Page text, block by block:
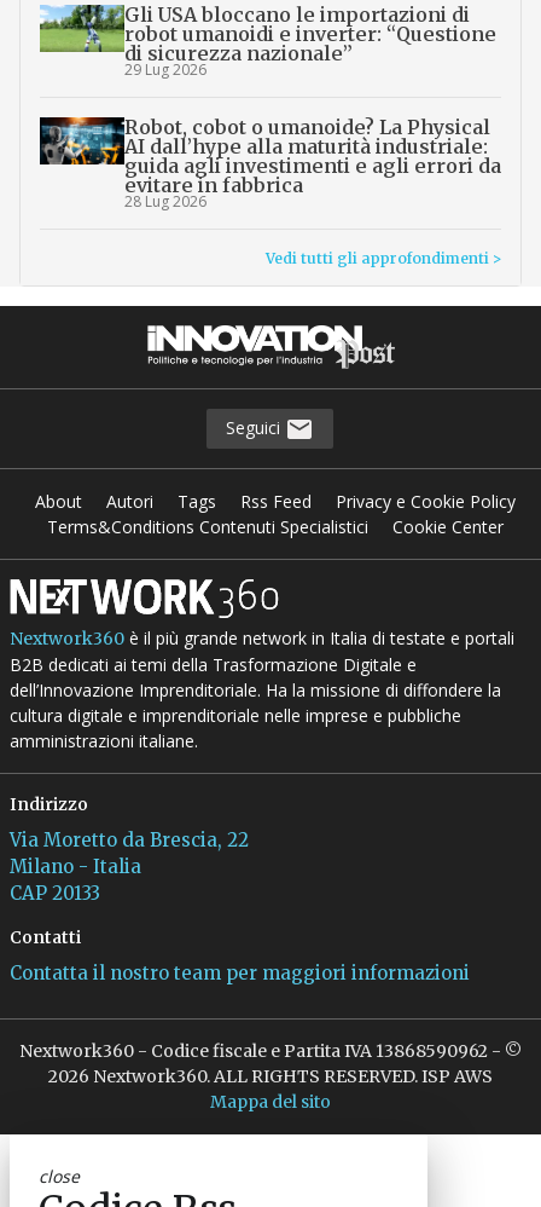
Gli USA bloccano le importazioni di
robot umanoidi e inverter: “Questione
di sicurezza nazionale”
29 Lug 2026
Robot, cobot o umanoide? La Physical
AI dall’hype alla maturità industriale:
guida agli investimenti e agli errori da
evitare in fabbrica
28 Lug 2026
Vedi tutti gli approfondimenti >
Seguici
About Autori Tags Rss Feed
Privacy e Cookie Policy
Terms&Conditions Contenuti Specialistici
Cookie Center
Nextwork360è il più grande network in Italia di testate e portali
B2B dedicati ai temi della Trasformazione Digitale e
dell’Innovazione Imprenditoriale. Ha la missione di diffondere la
cultura digitale e imprenditoriale nelle imprese e pubbliche
amministrazioni italiane.
Indirizzo
Via Moretto da Brescia, 22
Milano - Italia
CAP 20133
Contatti
Contatta il nostro team per maggiori informazioni
Nextwork360 - Codice fiscale e Partita IVA 13868590962 - ©
2026 Nextwork360. ALL RIGHTS RESERVED. ISP AWS
Mappa del sito
close